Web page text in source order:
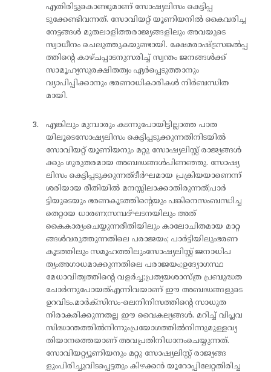
എതിരിട്ടുകൊണ്ടുമാണ് സോഷ്യലിസം കെട്ടിപ്പ
ടുക്കേണ്ടിവന്നത്. സോവിയറ്റ് യൂണിയനിൽ കൈവരിച്ച
നേട്ടങ്ങൾ മുതലാളിത്തരാജ്യങ്ങളിലും അവയുടെ
സ്വാധീനം ചെലുത്തുകയുണ്ടായി. ക്ഷേമരാഷ്ട്രസങ്കൽപ്പ
ത്തിന്റെ കാഴ്ചപ്പാടനുസരിച്ച് സ്വന്തം ജനങ്ങൾക്ക്
സാമൂഹ്യസുരക്ഷിതത്വം ഏർപ്പെടുത്താനും
വ്യാപിപ്പിക്കാനും ഭരണാധികാരികൾ നിർബന്ധിത
മായി.
എങ്കിലും മുമ്പാരും കടന്നുപോയിട്ടില്ലാത്ത പാത
യിലൂടെസോഷ്യലിസം കെട്ടിപ്പടുക്കുന്നതിനിടയിൽ
സോവിയറ്റ് യൂണിയനും മറ്റു സോഷ്യലിസ്റ്റ് രാജ്യങ്ങൾ
ക്കും ഗുരുതരമായ അബദ്ധങ്ങൾപിണഞ്ഞു. സോഷ്യ
ലിസം കെട്ടിപ്പടുക്കുന്നത്ദീർഘമായ പ്രക്രിയയാണെന്ന്
ശരിയായ രീതിയിൽ മനസ്സിലാക്കാതിരുന്നത്;പാർ
ട്ടിയുടെയും ഭരണകൂടത്തിന്റെയും പങ്കിനെസംബന്ധിച്ച
തെറ്റായ ധാരണ;സമ്പദ്ഘടനയിലും അത്
കൈകാര്യംചെയ്യുന്നരീതിയിലും കാലോചിതമായ മാറ്റ
ങ്ങൾവരുത്തുന്നതിലെ പരാജയം; പാർട്ടിയിലുംഭരണ
കൂടത്തിലും സമൂഹത്തിലുംസോഷ്യലിസ്റ്റ് ജനാധിപ
ത്യംഅഗാധമാക്കുന്നതിലെ പരാജയം;ഉദ്യോഗസ്ഥ
മേധാവിത്വത്തിന്റെ വളർച്ച;പ്രത്യയശാസ്ത്ര പ്രബുദ്ധത
ചോർന്നുപോയത്എന്നിവയാണ് ഈ അബദ്ധങ്ങളുടെ
ഉറവിടം.മാർക്‌സിസം-ലെനിനിസത്തിന്റെ സാധുത
നിരാകരിക്കുന്നതല്ല ഈ വൈകല്യങ്ങൾ. മറിച്ച് വിപ്ലവ
സിദ്ധാന്തത്തിൽനിന്നുംപ്രയോഗത്തിൽനിന്നുമുള്ളവ്യ
തിയാനത്തെയാണ് അവപ്രതിനിധാനംചെയ്യുന്നത്.
സോവിയറ്റ്യൂണിയനും മറ്റു സോഷ്യലിസ്റ്റ് രാജ്യങ്ങ
ളുംപിരിച്ചുവിടപ്പെട്ടതും കിഴക്കൻ യൂറോപ്പിലേറ്റതിരിച്ച